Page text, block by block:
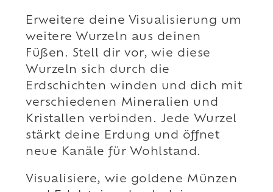
Erweitere deine Visualisierung um
weitere Wurzeln aus deinen
Füßen. Stell dir vor, wie diese
Wurzeln sich durch die
Erdschichten winden und dich mit
verschiedenen Mineralien und
Kristallen verbinden. Jede Wurzel
stärkt deine Erdung und öffnet
neue Kanäle für Wohlstand.
Visualisiere, wie goldene Münzen